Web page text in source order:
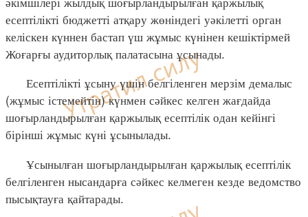
есептілікті бюджетті атқару жөніндегі уәкілетті орган
келіскен күннен бастап үш жұмыс күнінен кешіктірмей
Жоғарғы аудиторлық палатасына ұсынады.
Есептілікті ұсыну үшін белгіленген мерзім демалыс
(жұмыс істемейтін) күнмен сәйкес келген жағдайда
шоғырландырылған қаржылық есептілік одан кейінгі
бірінші жұмыс күні ұсынылады.
Ұсынылған шоғырландырылған қаржылық есептілік
белгіленген нысандарға сәйкес келмеген кезде ведомство
пысықтауға қайтарады.